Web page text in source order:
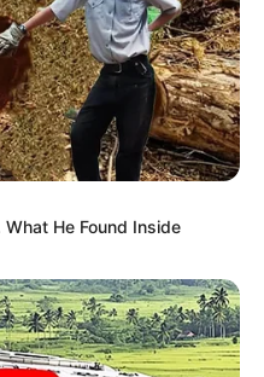
He Found Inside